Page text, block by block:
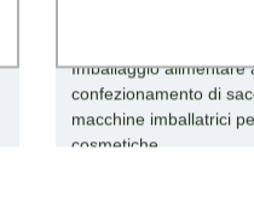
Imballaggio alimentare
confezionamento di
macchine imballatrici
cosmetiche